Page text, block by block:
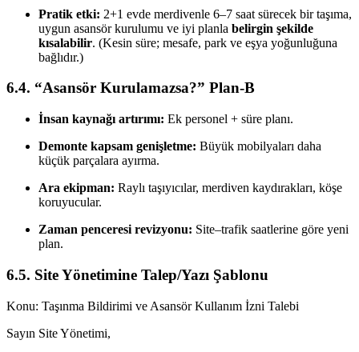
Pratik etki: 2+1 evde merdivenle 6–7 saat sürecek bir taşıma,
uygun asansör kurulumu ve iyi planla belirgin şekilde
kısalabilir. (Kesin süre; mesafe, park ve eşya yoğunluğuna
bağlıdır.)
6.4. “Asansör Kurulamazsa?” Plan-B
İnsan kaynağı artırımı: Ek personel + süre planı.
Demonte kapsam genişletme: Büyük mobilyaları daha
küçük parçalara ayırma.
Ara ekipman: Raylı taşıyıcılar, merdiven kaydırakları, köşe
koruyucular.
Zaman penceresi revizyonu: Site–trafik saatlerine göre yeni
plan.
6.5. Site Yönetimine Talep/Yazı Şablonu
Konu: Taşınma Bildirimi ve Asansör Kullanım İzni Talebi
Sayın Site Yönetimi,